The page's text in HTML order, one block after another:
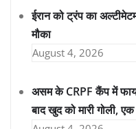
ईरान को ट्रंप का
मौका
August 4, 2026
असम के CRPF कैंप में
बाद खुद को मारी गोली,